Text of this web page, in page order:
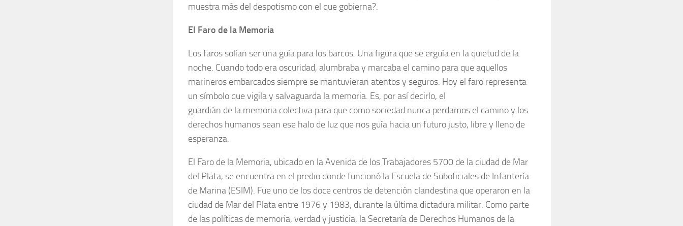
muestra más del despotismo con el que gobierna?.
El Faro de la Memoria
Los faros solían ser una guía para los barcos. Una figura que se erguía en la quietud de la
noche. Cuando todo era oscuridad, alumbraba y marcaba el camino para que aquellos
marineros embarcados siempre se mantuvieran atentos y seguros. Hoy el faro representa
un símbolo que vigila y salvaguarda la memoria. Es, por así decirlo, el
guardián de la memoria colectiva para que como sociedad nunca perdamos el camino y los
derechos humanos sean ese halo de luz que nos guía hacia un futuro justo, libre y lleno de
esperanza.
El Faro de la Memoria, ubicado en la Avenida de los Trabajadores 5700 de la ciudad de Mar
del Plata, se encuentra en el predio donde funcionó la Escuela de Suboficiales de Infantería
de Marina (ESIM). Fue uno de los doce centros de detención clandestina que operaron en la
ciudad de Mar del Plata entre 1976 y 1983, durante la última dictadura militar. Como parte
de las políticas de memoria, verdad y justicia, la Secretaría de Derechos Humanos de la